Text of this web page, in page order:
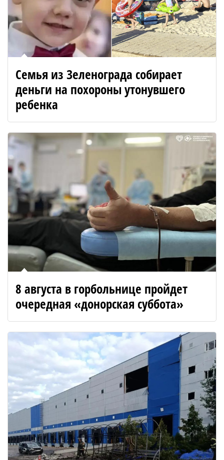
Семья из Зеленограда собирает
деньги на похороны утонувшего
ребенка
8 августа в горбольнице пройдет
очередная «донорская суббота»